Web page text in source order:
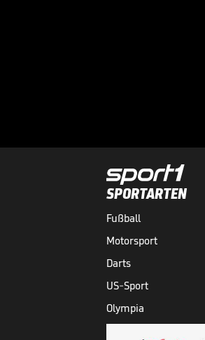
SPORTARTEN
Fußball
Motorsport
Darts
US-Sport
Olympia